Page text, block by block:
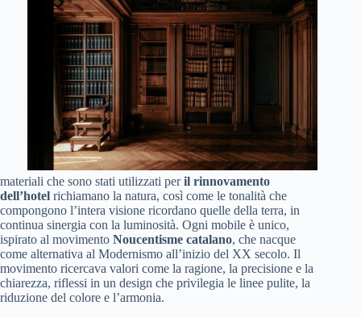
materiali che sono stati utilizzati peril rinnovamento
dell’hotel richiamano la natura, così come le tonalità che
compongono l’intera visione ricordano quelle della terra, in
continua sinergia con la luminosità. Ogni mobile è unico,
ispirato al movimento Noucentisme catalano, che nacque
come alternativa al Modernismo all’inizio del XX secolo. Il
movimento ricercava valori come la ragione, la precisione e la
chiarezza, riflessi in un design che privilegia le linee pulite, la
riduzione del colore e l’armonia.